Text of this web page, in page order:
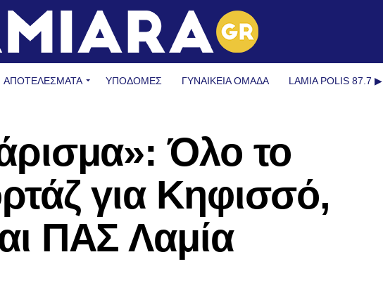
ΑΠΟΤΕΛΕΣΜΑΤΑ ΥΠΟΔΟΜΈΣ ΓΥΝΑΙΚΕΊΑ ΟΜΆΔΑ LAMIA POLIS 87.7 ▶︎
Όλο το
για Κηφισσό,
ΠΑΣ Λαμία